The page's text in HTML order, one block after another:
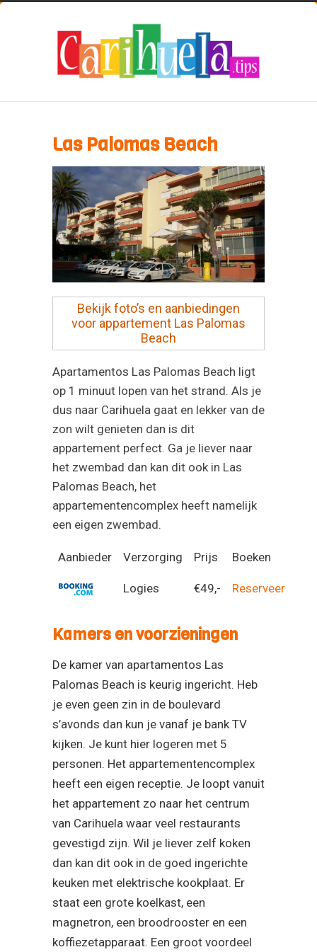
Las Palomas Beach
Bekijk foto’s en aanbiedingen
voor appartement Las Palomas
Beach
Apartamentos Las Palomas Beach ligt
op 1 minuut lopen van het strand. Als je
dus naar Carihuela gaat en lekker van de
zon wilt genieten dan is dit
appartement perfect. Ga je liever naar
het zwembad dan kan dit ook in Las
Palomas Beach, het
appartementencomplex heeft namelijk
een eigen zwembad.
Aanbieder Verzorging Prijs Boeken
Logies €49,- Reserveer
Kamers en voorzieningen
De kamer van apartamentos Las
Palomas Beach is keurig ingericht. Heb
je even geen zin in de boulevard
s’avonds dan kun je vanaf je bank TV
kijken. Je kunt hier logeren met 5
personen. Het appartementencomplex
heeft een eigen receptie. Je loopt vanuit
het appartement zo naar het centrum
van Carihuela waar veel restaurants
gevestigd zijn. Wil je liever zelf koken
dan kan dit ook in de goed ingerichte
keuken met elektrische kookplaat. Er
staat een grote koelkast, een
magnetron, een broodrooster en een
koffiezetapparaat. Een groot voordeel